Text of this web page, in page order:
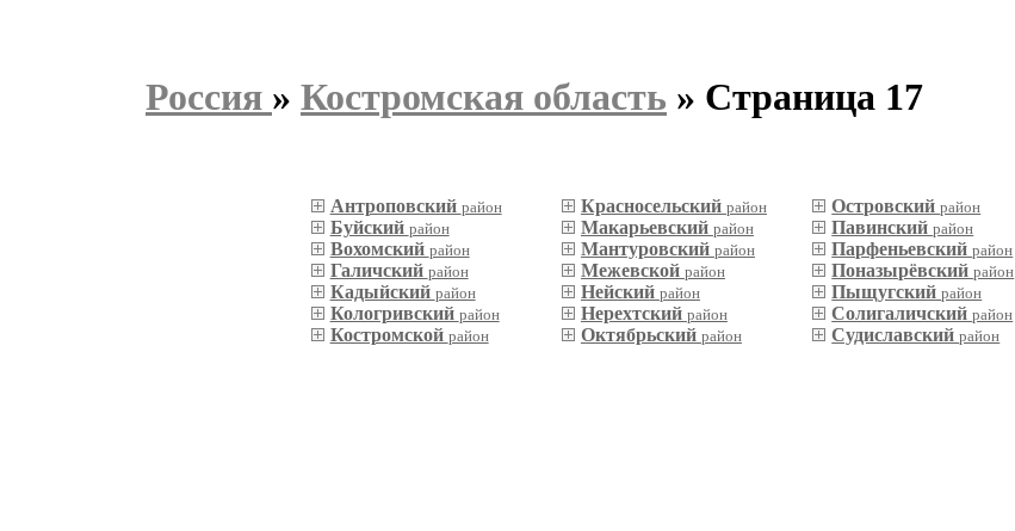
Россия » Костромская область » Страница 17
Антроповский район
Буйский район
Вохомский район
Галичский район
Кадыйский район
Кологривский район
Костромской район
Красносельский район
Макарьевский район
Мантуровский район
Межевской район
Нейский район
Нерехтский район
Октябрьский район
Островскийрайон
Павинскийрайон
Парфеньевскийрайон
Поназырёвскийрайон
Пыщугскийрайон
Солигаличскийрайон
Судиславскийрайон